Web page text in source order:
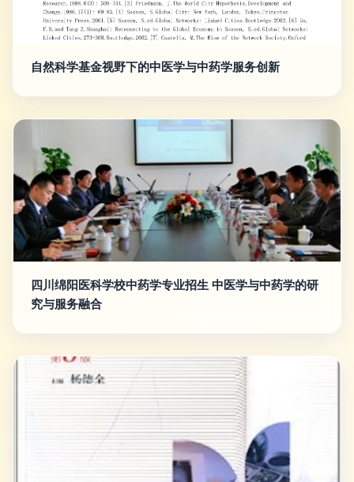
自然科学基金视野下的中医学与中药学服务创新
四川绵阳医科学校中药学专业招生 中医学与中药学的研
究与服务融合